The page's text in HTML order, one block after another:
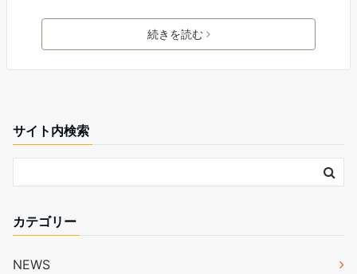
続きを読む
サイト内検索
カテゴリー
NEWS